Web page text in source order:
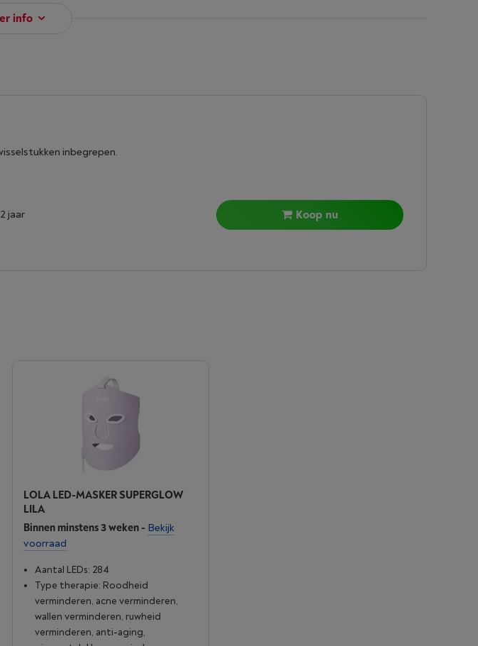
info
inbegrepen.
jaar
Koop nu
LOLA LED-MASKER SUPERGLOW
LILA
Binnen minstens 3 weken- Bekijk
voorraad
Aantal LEDs: 284
Type therapie: Roodheid
verminderen, acne verminderen,
wallen verminderen, ruwheid
verminderen, anti-aging,